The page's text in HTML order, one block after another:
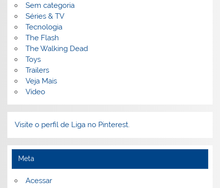
Sem categoria
Séries & TV
Tecnologia
The Flash
The Walking Dead
Toys
Trailers
Veja Mais
Vídeo
Visite o perfil de Liga no Pinterest.
Meta
Acessar